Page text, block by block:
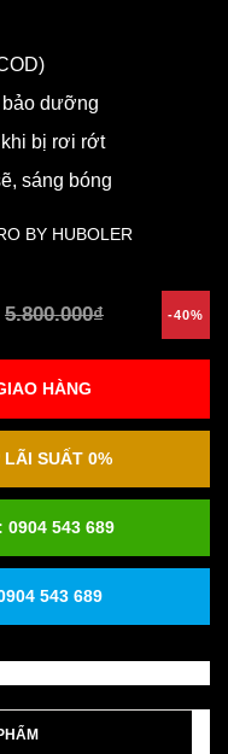
bảo dưỡng
khi bị rơi rớt
sáng bóng
BY HUBOLER
5.800.000₫ -40%
HÀNG
SUẤT 0%
0904 543 689
543 689